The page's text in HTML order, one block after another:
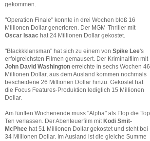
gekommen.
"Operation Finale" konnte in drei Wochen bloß 16
Millionen Dollar generieren. Der MGM-Thriller mit
Oscar Isaac hat 24 Millionen Dollar gekostet.
"Blackkklansman" hat sich zu einem von Spike Lee's
erfolgreichsten Filmen gemausert. Der Kriminalfilm mit
John David Washington erreichte in sechs Wochen 46
Millionen Dollar, aus dem Ausland kommen nochmals
bescheidene 26 Millionen Dollar hinzu. Gekostet hat
die Focus Features-Produktion lediglich 15 Millionen
Dollar.
Am fünften Wochenende muss "Alpha" als Flop die Top
Ten verlassen. Der Abenteuerfilm mit Kodi Smit-
McPhee hat 51 Millionen Dollar gekostet und steht bei
34 Millionen Dollar. Im Ausland ist die gleiche Summe